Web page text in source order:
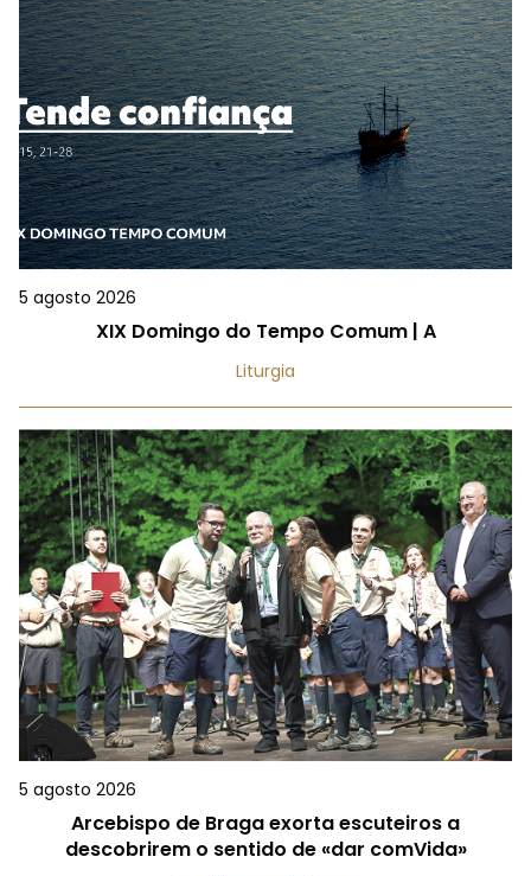
5 agosto 2026
XIX Domingo do Tempo Comum | A
Liturgia
5 agosto 2026
Arcebispo de Braga exorta escuteiros a
descobrirem o sentido de «dar comVida»